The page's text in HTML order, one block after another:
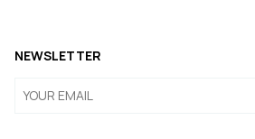
NEWSLETTER